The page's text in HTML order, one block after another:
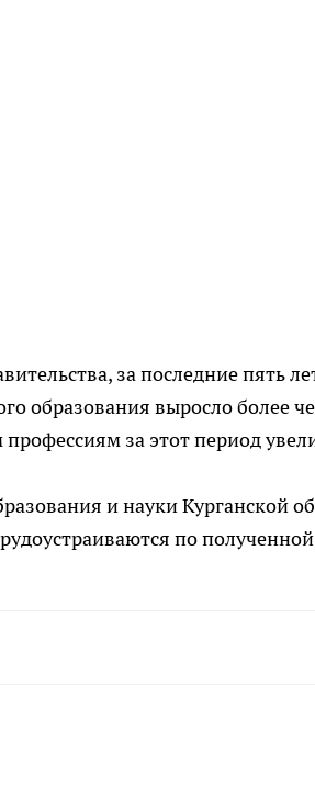
за последние пять
образования выросло более
за этот период
и науки Курганской
по